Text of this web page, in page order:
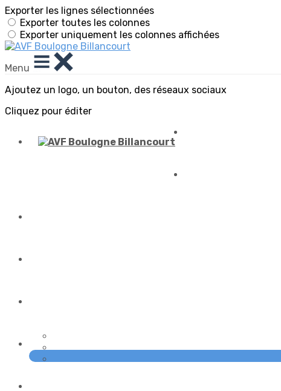
Exporter les lignes sélectionnées
Exporter toutes les colonnes
Exporter uniquement les colonnes affichées
Menu
Ajoutez un logo, un bouton, des réseaux sociaux
Cliquez pour éditer